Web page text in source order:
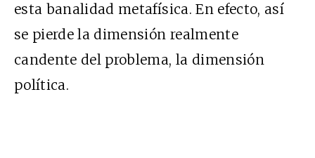
esta banalidad metafísica. En efecto, así
se pierde la dimensión realmente
candente del problema, la dimensión
política.